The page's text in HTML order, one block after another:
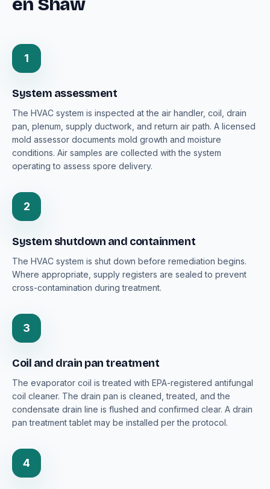
en Shaw
1
System assessment
The HVAC system is inspected at the air handler, coil, drain
pan, plenum, supply ductwork, and return air path. A licensed
mold assessor documents mold growth and moisture
conditions. Air samples are collected with the system
operating to assess spore delivery.
2
System shutdown and containment
The HVAC system is shut down before remediation begins.
Where appropriate, supply registers are sealed to prevent
cross-contamination during treatment.
3
Coil and drain pan treatment
The evaporator coil is treated with EPA-registered antifungal
coil cleaner. The drain pan is cleaned, treated, and the
condensate drain line is flushed and confirmed clear. A drain
pan treatment tablet may be installed per the protocol.
4